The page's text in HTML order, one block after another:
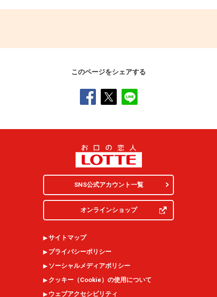
このページをシェアする
SNS公式アカウント一覧
オンラインショップ
サイトマップ
プライバシーポリシー
ソーシャルメディアポリシー
クッキー（Cookie ）の使用について
ウェブアクセシビリティ